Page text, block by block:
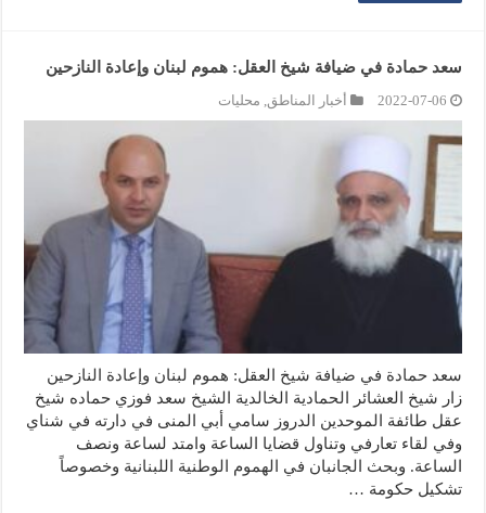
سعد حمادة في ضيافة شيخ العقل: هموم لبنان وإعادة النازحين
2022-07-06 أخبار المناطق محليات
سعد حمادة في ضيافة شيخ العقل: هموم لبنان وإعادة النازحين
زار شيخ العشائر الحمادية الخالدية الشيخ سعد فوزي حماده شيخ
عقل طائفة الموحدين الدروز سامي أبي المنى في دارته في شناي
وفي لقاء تعارفي وتناول قضايا الساعة وامتد لساعة ونصف
الساعة. وبحث الجانبان في الهموم الوطنية اللبنانية وخصوصاً
تشكيل حكومة …